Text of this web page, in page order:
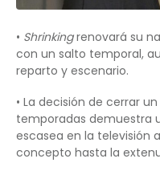
• Shrinkingrenovará su
con un salto temporal,
reparto y escenario.
• La decisión de cerrar
temporadas demuestra
escasea en la televisión
concepto hasta la